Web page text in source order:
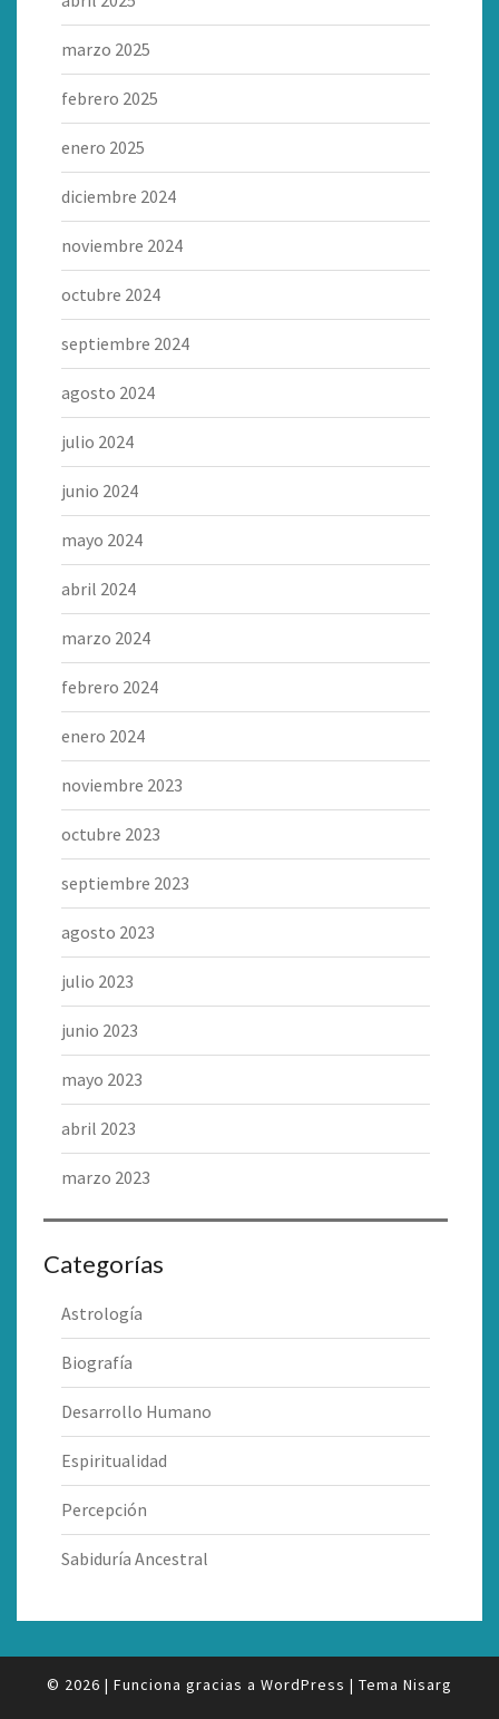
marzo 2025
febrero 2025
enero 2025
diciembre 2024
noviembre 2024
octubre 2024
septiembre 2024
agosto 2024
julio 2024
junio 2024
mayo 2024
abril 2024
marzo 2024
febrero 2024
enero 2024
noviembre 2023
octubre 2023
septiembre 2023
agosto 2023
julio 2023
junio 2023
mayo 2023
abril 2023
marzo 2023
Categorías
Astrología
Biografía
Desarrollo Humano
Espiritualidad
Percepción
Sabiduría Ancestral
© 2026 | Funciona gracias a WordPress | Tema Nisarg